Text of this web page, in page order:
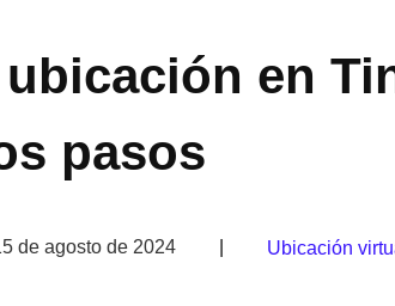
en
pasos
de agosto de 2024 Ubicación